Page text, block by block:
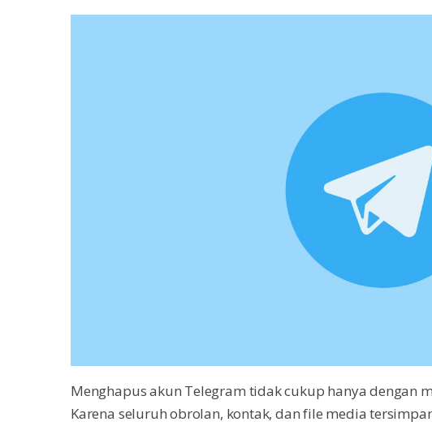
Menghapus akun Telegram tidak cukup hanya dengan
Karena seluruh obrolan, kontak, dan file media